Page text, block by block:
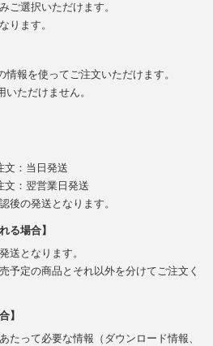
ご選択いただけます。
ります。
報を使ってご注文いただけます。
ただけません。
文：当日発送
文：翌営業日発送
後の発送となります。
る場合】
送となります。
予定の商品とそれ以外を分けてご注文く
】
たって必要な情報（ダウンロード情報、